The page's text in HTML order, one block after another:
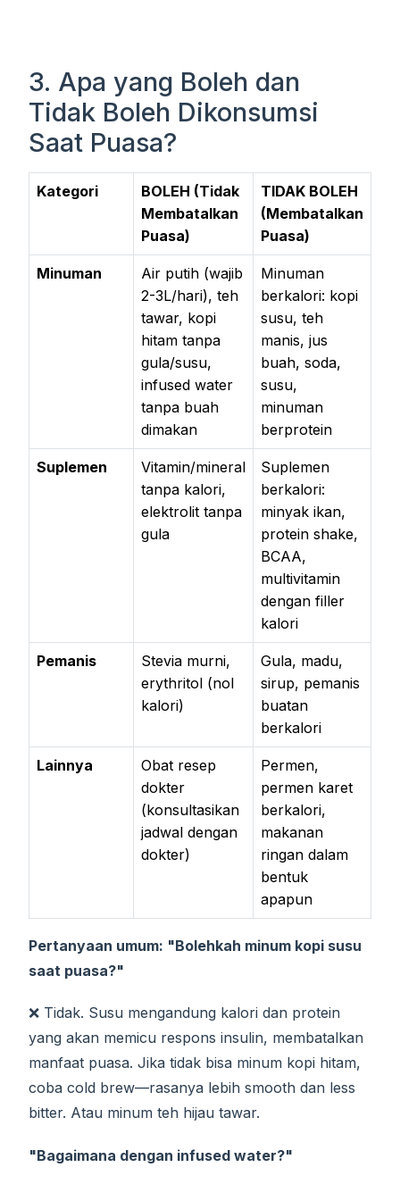
3. Apa yang Boleh dan
Tidak Boleh Dikonsumsi
Saat Puasa?
Kategori
BOLEH (Tidak
Membatalkan
Puasa)
TIDAK BOLEH
(Membatalkan
Puasa)
Minuman
Air putih (wajib
2-3L/hari), teh
tawar, kopi
hitam tanpa
gula/susu,
infused water
tanpa buah
dimakan
Minuman
berkalori: kopi
susu, teh
manis, jus
buah, soda,
susu,
minuman
berprotein
Suplemen
Vitamin/mineral
tanpa kalori,
elektrolit tanpa
gula
Suplemen
berkalori:
minyak ikan,
protein shake,
BCAA,
multivitamin
dengan filler
kalori
Pemanis
Stevia murni,
erythritol (nol
kalori)
Gula, madu,
sirup, pemanis
buatan
berkalori
Lainnya
Obat resep
dokter
(konsultasikan
jadwal dengan
dokter)
Permen,
permen karet
berkalori,
makanan
ringan dalam
bentuk
apapun
Pertanyaan umum: "Bolehkah minum kopi susu
saat puasa?"
❌ Tidak. Susu mengandung kalori dan protein
yang akan memicu respons insulin, membatalkan
manfaat puasa. Jika tidak bisa minum kopi hitam,
coba cold brew—rasanya lebih smooth dan less
bitter. Atau minum teh hijau tawar.
"Bagaimana dengan infused water?"